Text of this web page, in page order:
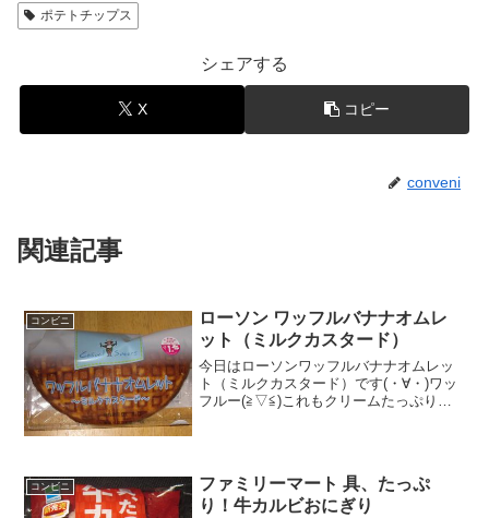
ポテトチップス
シェアする
X コピー
conveni
関連記事
コンビニ
ローソン ワッフルバナナオムレ
ット（ミルクカスタード）
今日はローソンワッフルバナナオムレッ
ト（ミルクカスタード）です(・∀・)ワッ
フルー(≧▽≦)これもクリームたっぷりで
コンビニ
ファミリーマート 具、たっぷ
り！牛カルビおにぎり